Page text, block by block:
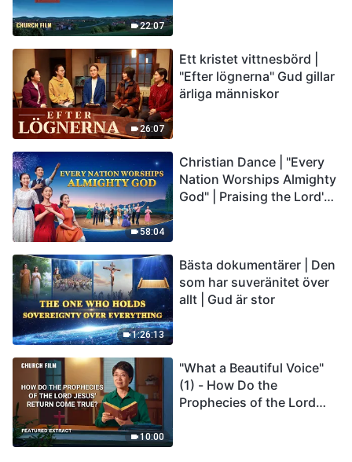
22:07
26:07
Ett kristet vittnesbörd |
"Efter lögnerna" Gud gillar
ärliga människor
58:04
Christian Dance | "Every
Nation Worships Almighty
God" | Praising the Lord's
1:26:13
Bästa dokumentärer | Den
som har suveränitet över
allt | Gud är stor
10:00
"What a Beautiful Voice"
(1) - How Do the
Prophecies of the Lord